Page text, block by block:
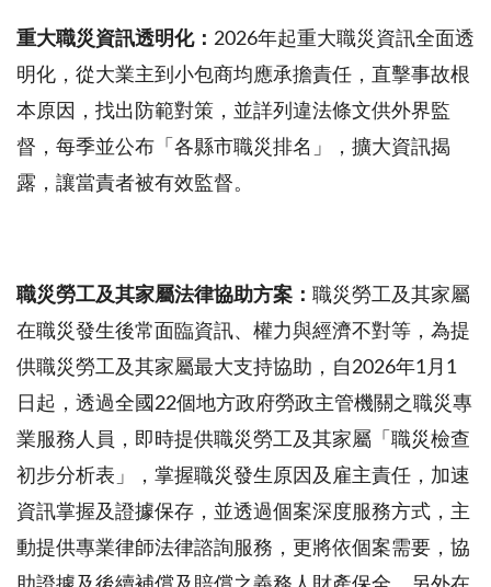
重大職災資訊透明化： 2026年起重大職災資訊全面透
明化，從大業主到小包商均應承擔責任，直擊事故根
本原因，找出防範對策，並詳列違法條文供外界監
督，每季並公布「各縣市職災排名」，擴大資訊揭
露，讓當責者被有效監督。
職災勞工及其家屬法律協助方案： 職災勞工及其家屬
在職災發生後常面臨資訊、權力與經濟不對等，為提
供職災勞工及其家屬最大支持協助，自2026年1月1
日起，透過全國22個地方政府勞政主管機關之職災專
業服務人員，即時提供職災勞工及其家屬「職災檢查
初步分析表」，掌握職災發生原因及雇主責任，加速
資訊掌握及證據保存，並透過個案深度服務方式，主
動提供專業律師法律諮詢服務，更將依個案需要，協